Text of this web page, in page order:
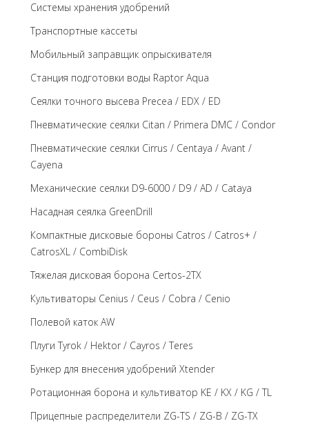
Системы хранения удобрений
Транспортные кассеты
Мобильный заправщик опрыскивателя
Станция подготовки воды Raptor Aqua
Сеялки точного высева Precea / EDX / ED
Пневматические сеялки Citan / Primera DMC / Condor
Пневматические сеялки Cirrus / Centaya / Avant /
Cayena
Механические сеялки D9-6000 / D9 / AD / Cataya
Насадная сеялка GreenDrill
Компактные дисковые бороны Catros / Catros+ /
CatrosXL / CombiDisk
Тяжелая дисковая борона Certos-2TX
Культиваторы Cenius / Ceus / Cobra / Cenio
Полевой каток AW
Плуги Tyrok / Hektor / Cayros / Teres
Бункер для внесения удобрений Xtender
Ротационная борона и культиватор KE / KX / KG / TL
Прицепные распределители ZG-TS / ZG-B / ZG-TX